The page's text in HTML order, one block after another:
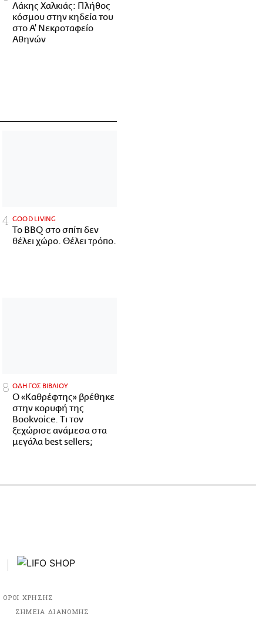
Λάκης Χαλκιάς: Πλήθος
κόσμου στην κηδεία του
στο Α' Νεκροταφείο
Αθηνών
GOOD LIVING
Το BBQ στο σπίτι δεν
θέλει χώρο. Θέλει τρόπο.
ΟΔΗΓΟΣ ΒΙΒΛΙΟΥ
Ο «Καθρέφτης» βρέθηκε
στην κορυφή της
Bookvoice. Τι τον
ξεχώρισε ανάμεσα στα
μεγάλα best sellers;
ΟΡΟΙ ΧΡΗΣΗΣ
ΣΗΜΕΙΑ ΔΙΑΝΟΜΗΣ